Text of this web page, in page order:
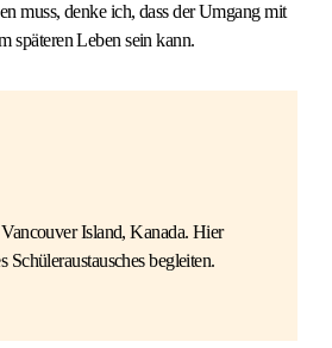
muss, denke ich, dass der Umgang mit
späteren Leben sein kann.
Island, Kanada. Hier
begleiten.